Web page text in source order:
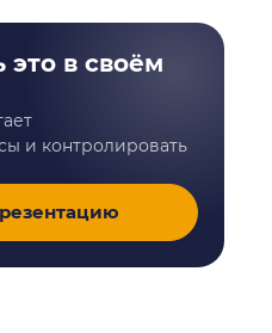
это в своём
и контролировать